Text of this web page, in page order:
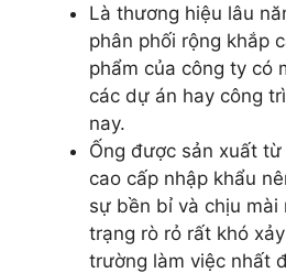
Là thương hiệu lâu
phân phối rộng khắp
phẩm của công ty có
các dự án hay công
nay.
Ống được sản xuất
cao cấp nhập khẩu
sự bền bỉ và chịu mài
trạng rò rỏ rất khó
trường làm việc nhất